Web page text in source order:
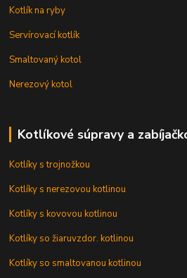
Kotlík na ryby
Servírovací kotlík
Smaltovaný kotol
Nerezový kotol
Kotlíkové súpravy a
Kotlíky s trojnožkou
Kotlíky s nerezovou kotlinou
Kotlíky s kovovou kotlinou
Kotlíky so žiaruvzdor. kotlinou
Kotlíky so smaltovanou kotlinou